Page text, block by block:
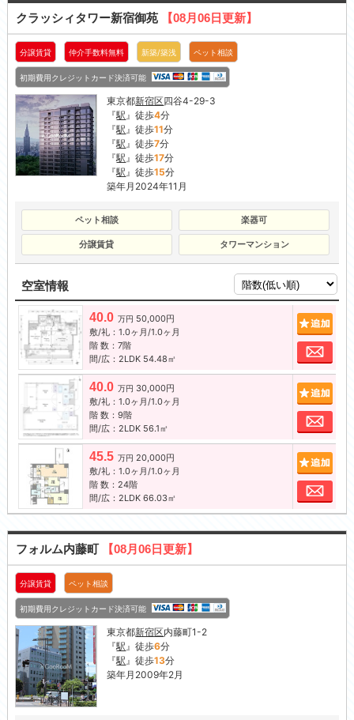
クラッシィタワー新宿御苑 【08月06日更新】
分譲賃貸 仲介手数料無料 新築/築浅 ペット相談
初期費用クレジットカード決済可能
東京都新宿区四谷4-29-3
『駅 』徒歩4分
『駅 』徒歩11分
『駅 』徒歩7分
『駅 』徒歩17分
『駅 』徒歩15分
築年月2024年11月
ペット相談 楽器可
分譲賃貸 タワーマンション
空室情報
40.0 万円 50,000円
敷/礼：1.0ヶ月/1.0ヶ月
階 数：7階
間/広：2LDK 54.48㎡
お
40.0 万円 30,000円
敷/礼：1.0ヶ月/1.0ヶ月
階 数：9階
間/広：2LDK 56.1㎡
お
45.5 万円 20,000円
敷/礼：1.0ヶ月/1.0ヶ月
階 数：24階
間/広：2LDK 66.03㎡
お
フォルム内藤町 【08月06日更新】
分譲賃貸 ペット相談
初期費用クレジットカード決済可能
東京都新宿区内藤町1-2
『駅 』徒歩6分
『駅 』徒歩13分
築年月2009年2月